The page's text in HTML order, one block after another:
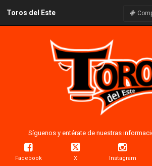
Toros del Este
Síguenos y entérate de nuestras
Facebook X Instagram